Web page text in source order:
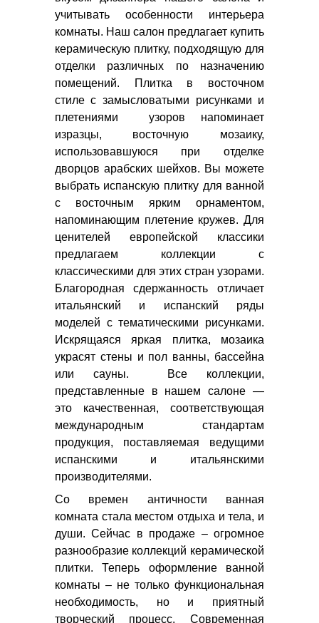
учитывать особенности интерьера
комнаты. Наш салон предлагает купить
керамическую плитку, подходящую для
отделки различных по назначению
помещений. Плитка в восточном
стиле с замысловатыми рисунками и
плетениями узоров напоминает
изразцы, восточную мозаику,
использовавшуюся при отделке
дворцов арабских шейхов. Вы можете
выбрать испанскую плитку для ванной
с восточным ярким орнаментом,
напоминающим плетение кружев. Для
ценителей европейской классики
предлагаем коллекции с
классическими для этих стран узорами.
Благородная сдержанность отличает
итальянский и испанский ряды
моделей с тематическими рисунками.
Искрящаяся яркая плитка, мозаика
украсят стены и пол ванны, бассейна
или сауны. Все коллекции,
представленные в нашем салоне —
это качественная, соответствующая
международным стандартам
продукция, поставляемая ведущими
испанскими и итальянскими
производителями.
Со времен античности ванная
комната стала местом отдыха и тела, и
души. Сейчас в продаже – огромное
разнообразие коллекций керамической
плитки. Теперь оформление ванной
комнаты – не только функциональная
необходимость, но и приятный
творческий процесс. Современная